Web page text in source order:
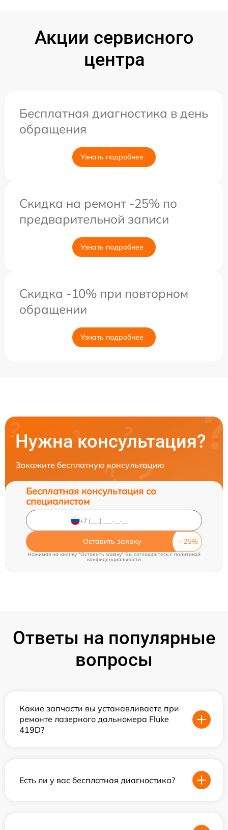
Акции сервисного
центра
Бесплатная диагностика в день
обращения
Узнать подробнее
Скидка на ремонт -25% по
предварительной записи
Узнать подробнее
Скидка -10% при повторном
обращении
Узнать подробнее
Нужна консультация?
Закажите бесплатную консультацию
Бесплатная консультация со
специалистом
Оставить заявку
Нажимая на кнопку "Оставить заявку" Вы соглашаетесь cполитикой
конфиденциальности
Ответы на популярные
вопросы
Какие запчасти вы устанавливаете при
ремонте лазерного дальномера Fluke
419D?
Есть ли у вас бесплатная диагностика?